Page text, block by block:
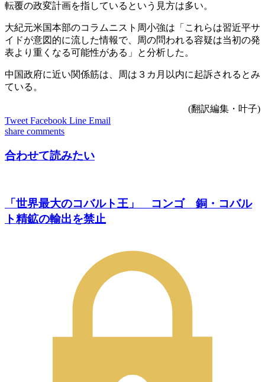
転覆の政変計画を指しているという見方は多い。
大紀元米国本部のコラムニスト周小強は「これらは習近平サ
イドが意図的に流した情報で、周の問われる容疑は当初の発
表より重くなる可能性がある」と分析した。
中国政府に近い関係筋は、周は３カ月以内に起訴されるとみ
ている。
(翻訳編集・叶子)
Tweet Facebook Line Email
share comments
合わせて読みたい
「世界最大のコバルト王」 コンゴ 銅・コバル
ト精鉱の輸出を禁止